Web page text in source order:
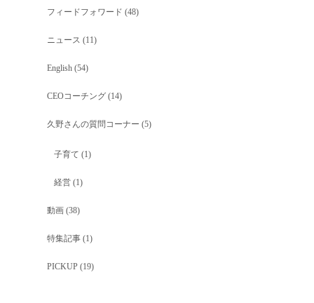
フィードフォワード (48)
ニュース (11)
English(54)
CEOコーチング(14)
久野さんの質問コーナー (5)
子育て (1)
経営(1)
動画(38)
特集記事(1)
PICKUP(19)